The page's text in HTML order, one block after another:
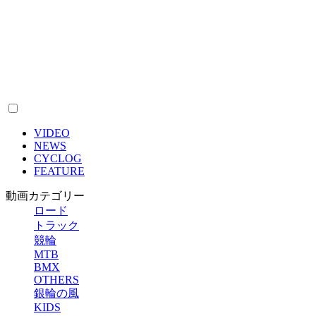
VIDEO
NEWS
CYCLOG
FEATURE
動画カテゴリー
ロード
トラック
競輪
MTB
BMX
OTHERS
銀輪の風
KIDS